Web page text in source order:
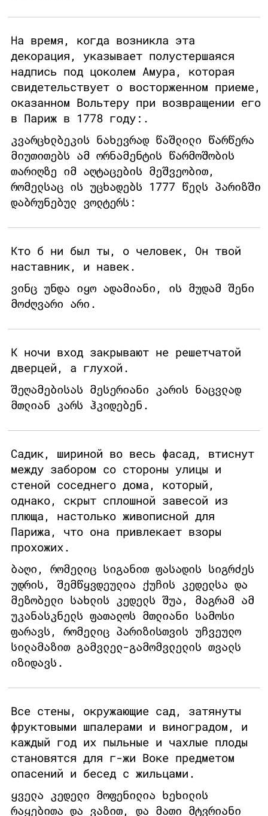
На время, когда возникла эта
декорация, указывает полустершаяся
надпись под цоколем Амура, которая
свидетельствует о восторженном приеме,
оказанном Вольтеру при возвращении его
в Париж в 1778 году:.
კვარცხლბეკის ნახევრად წაშლილი წარწერა
მიუთითებს ამ ორნამენტის წარმოშობის
თარიღზე იმ აღტაცების მეშვეობით,
რომელსაც ის უცხადებს 1777 წელს პარიზში
დაბრუნებულ ვოლტერს:
Кто б ни был ты, о человек, Он твой
наставник, и навек.
ვინც უნდა იყო ადამიანი, ის მუდამ შენი
მოძღვარი არი.
К ночи вход закрывают не решетчатой
дверцей, а глухой.
შეღამებისას მესერიანი კარის ნაცვლად
მთლიან კარს ჰკიდებენ.
Садик, шириной во весь фасад, втиснут
между забором со стороны улицы и
стеной соседнего дома, который,
однако, скрыт сплошной завесой из
плюща, настолько живописной для
Парижа, что она привлекает взоры
прохожих.
ბაღი, რომელიც სიგანით ფასადის სიგრძეს
უდრის, შემწყვდეულია ქუჩის კედელსა და
მეზობელი სახლის კედელს შუა, მაგრამ ამ
უკანასკნელს ფათალოს მთლიანი სამოსი
ფარავს, რომელიც პარიზისთვის უჩვეულო
სილამაზით გამვლელ-გამომვლელის თვალს
იზიდავს.
Все стены, окружающие сад, затянуты
фруктовыми шпалерами и виноградом, и
каждый год их пыльные и чахлые плоды
становятся для г-жи Воке предметом
опасений и бесед с жильцами.
ყველა კედელი მოფენილია ხეხილის
რაყებითა და ვაზით, და მათი მტვრიანი